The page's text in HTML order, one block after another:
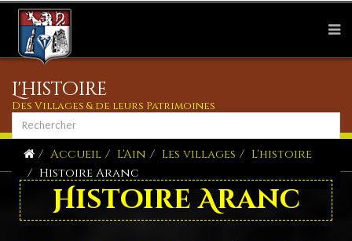
L'histoire
Des Villages & de leurs Patrimoines
Accueil L'Ain Les villages
L'histoire
Histoire Aranc
Histoire Aranc